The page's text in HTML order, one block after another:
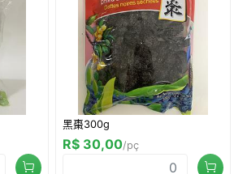
黑棗300g
R$ 30,00/pç